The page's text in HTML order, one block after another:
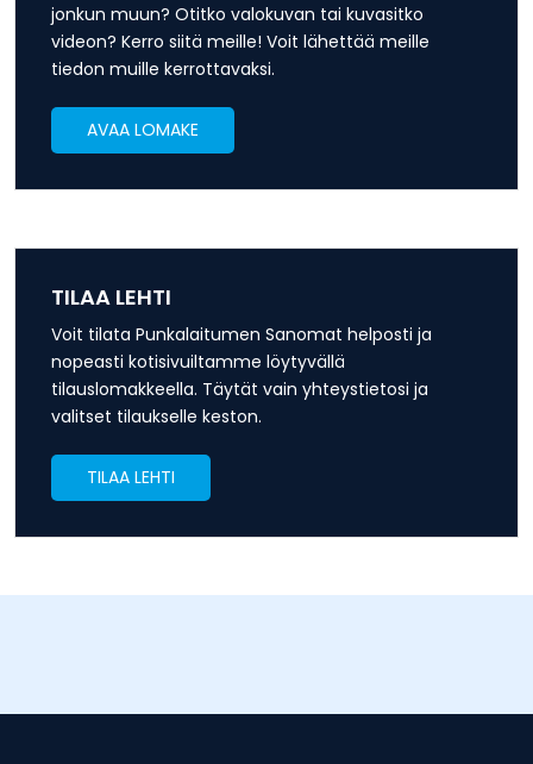
jonkun muun? Otitko valokuvan tai kuvasitko
videon? Kerro siitä meille! Voit lähettää meille
tiedon muille kerrottavaksi.
AVAA LOMAKE
TILAA LEHTI
Voit tilata Punkalaitumen Sanomat helposti ja
nopeasti kotisivuiltamme löytyvällä
tilauslomakkeella. Täytät vain yhteystietosi ja
valitset tilaukselle keston.
TILAA LEHTI